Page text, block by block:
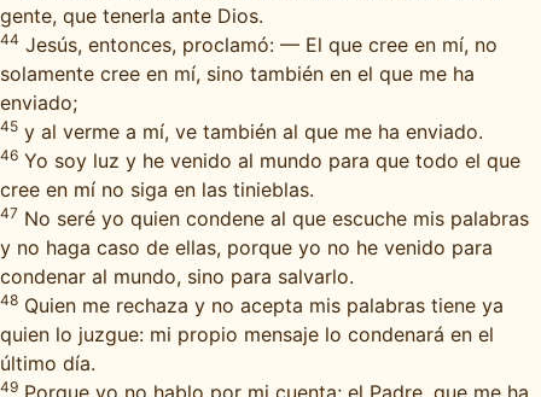
gente, que tenerla ante Dios.
44 Jesús, entonces, proclamó: — El que cree en mí, no
solamente cree en mí, sino también en el que me ha
enviado;
45 y al verme a mí, ve también al que me ha enviado.
46 Yo soy luz y he venido al mundo para que todo el que
cree en mí no siga en las tinieblas.
47 No seré yo quien condene al que escuche mis palabras
y no haga caso de ellas, porque yo no he venido para
condenar al mundo, sino para salvarlo.
48 Quien me rechaza y no acepta mis palabras tiene ya
quien lo juzgue: mi propio mensaje lo condenará en el
último día.
49 Porque yo no hablo por mi cuenta; el Padre, que me ha